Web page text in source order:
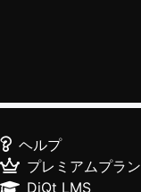
ヘルプ
プレミアムプラン
DiQt LMS